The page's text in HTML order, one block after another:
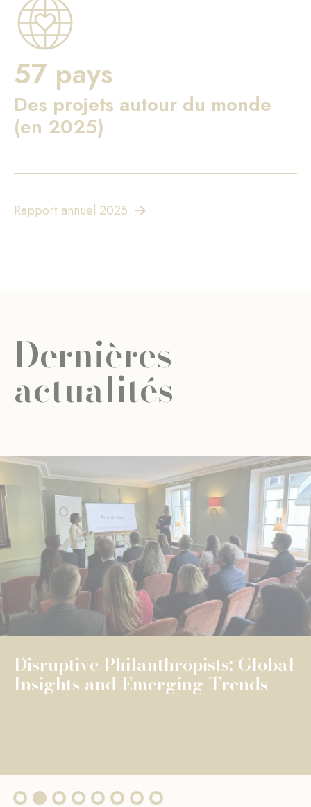
57 pays
Des projets autour du monde
(en 2025)
Rapport annuel 2025
Dernières
actualités
ÉDUCATION UNIVERSELLE ÉDUCATION UNIVERSELLE
The Fondation de Luxembourg
surpasses €100 million in total
grants, wi...